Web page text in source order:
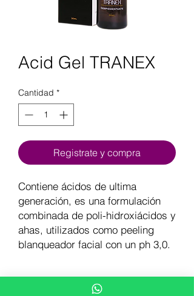
Acid Gel TRANEX
Cantidad *
Registrate y compra
Contiene ácidos de ultima
generación, es una formulación
combinada de poli-hidroxiácidos y
ahas, utilizados como peeling
blanqueador facial con un ph 3,0.